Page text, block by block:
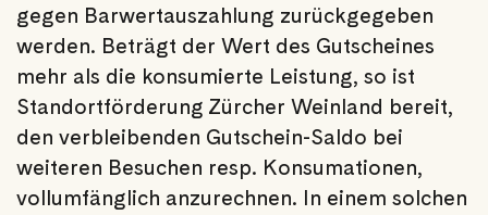
gegen Barwertauszahlung zurückgegeben
werden. Beträgt der Wert des Gutscheines
mehr als die konsumierte Leistung, so ist
Standortförderung Zürcher Weinland bereit,
den verbleibenden Gutschein-Saldo bei
weiteren Besuchen resp. Konsumationen,
vollumfänglich anzurechnen. In einem solchen